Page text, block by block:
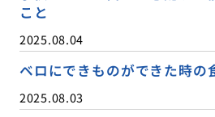
こと
2025.08.04
ベロにできものができた時の
2025.08.03